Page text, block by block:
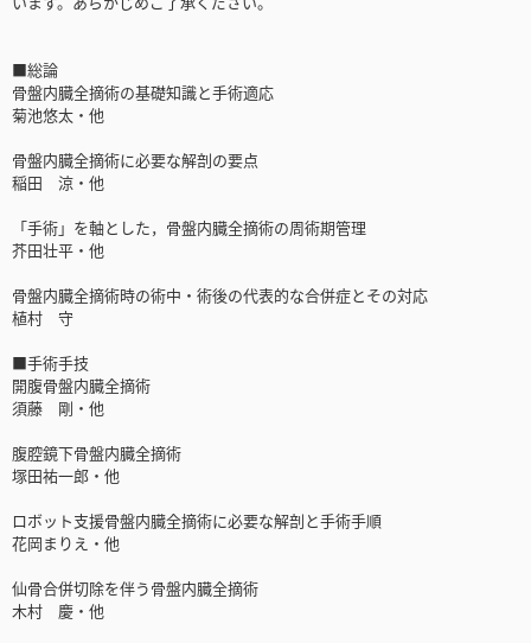
■総論
骨盤内臓全摘術の基礎知識と手術適応
菊池悠太・他
骨盤内臓全摘術に必要な解剖の要点
稲田 涼・他
「手術」を軸とした，骨盤内臓全摘術の周術期管理
芥田壮平・他
骨盤内臓全摘術時の術中・術後の代表的な合併症とその対応
植村 守
■手術手技
開腹骨盤内臓全摘術
須藤 剛・他
腹腔鏡下骨盤内臓全摘術
塚田祐一郎・他
ロボット支援骨盤内臓全摘術に必要な解剖と手術手順
花岡まりえ・他
仙骨合併切除を伴う骨盤内臓全摘術
木村 慶・他